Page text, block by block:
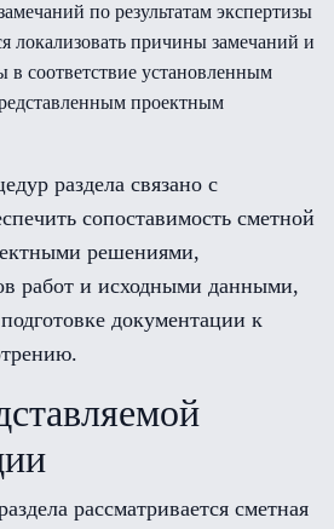
по результатам экспертизы
локализовать причины замечаний и
в соответствие установленным
проектным
раздела связано с
сопоставимость сметной
решениями,
работ и исходными данными,
документации к
рассматривается сметная